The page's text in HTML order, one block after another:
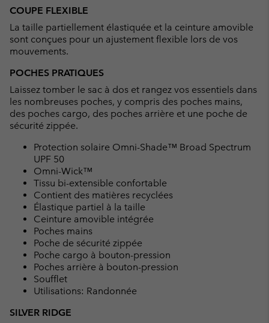
COUPE FLEXIBLE
La taille partiellement élastiquée et la ceinture amovible
sont conçues pour un ajustement flexible lors de vos
mouvements.
POCHES PRATIQUES
Laissez tomber le sac à dos et rangez vos essentiels dans
les nombreuses poches, y compris des poches mains,
des poches cargo, des poches arrière et une poche de
sécurité zippée.
Protection solaire Omni-Shade™ Broad Spectrum
UPF 50
Omni-Wick™
Tissu bi-extensible confortable
Contient des matières recyclées
Élastique partiel à la taille
Ceinture amovible intégrée
Poches mains
Poche de sécurité zippée
Poche cargo à bouton-pression
Poches arrière à bouton-pression
Soufflet
Utilisations: Randonnée
SILVER RIDGE